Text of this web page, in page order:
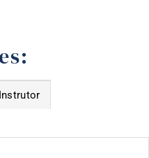
Instrutor